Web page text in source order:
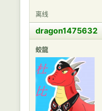
离线
dragon1475632
蛟龍